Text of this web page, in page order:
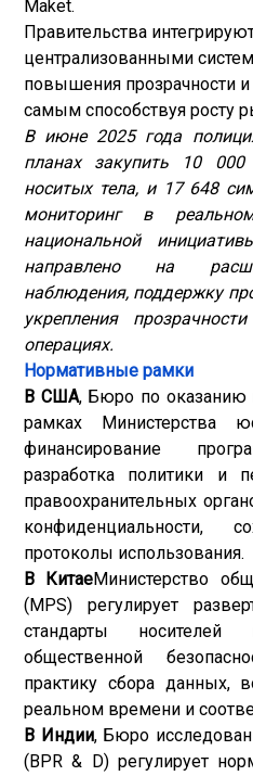
Maket.
Правительства
централизованными
повышения прозрачности
самым способствуя росту
В июне 2025 года
планах закупить 10 000
носитых тела, и 17 648
мониторинг в
национальной
направлено на
наблюдения, поддержку
укрепления
операциях.
Нормативные рамки
В США, Бюро по оказанию
рамках Министерства
финансирование
разработка политики и
правоохранительных
конфиденциальности,
протоколы использования.
В КитаеМинистерство
(MPS) регулирует
стандарты
общественной
практику сбора данных,
реальном времени и
В Индии, Бюро
(BPR & D) регулирует